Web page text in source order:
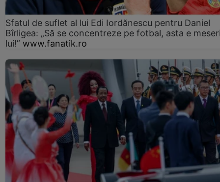
Sfatul de suflet al lui Edi Iordănescu pentru Daniel
Bîrligea: „Să se concentreze pe fotbal, asta e
lui!” www.fanatik.ro